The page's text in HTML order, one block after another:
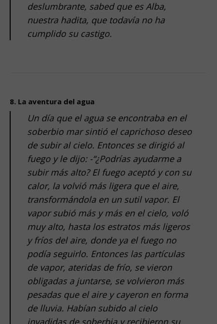
deslumbrante, sabed que es Alba,
nuestra hadita, que todavía no ha
cumplido su castigo.
8. La aventura del agua
Un día que el agua se encontraba en el
soberbio mar sintió el caprichoso deseo
de subir al cielo. Entonces se dirigió al
fuego y le dijo: -“¿Podrías ayudarme a
subir más alto? El fuego aceptó y con su
calor, la volvió más ligera que el aire,
transformándola en un sutil vapor. El
vapor subió más y más en el cielo, voló
muy alto, hasta los estratos más ligeros
y fríos del aire, donde ya el fuego no
podía seguirlo. Entonces las partículas
de vapor, ateridas de frío, se vieron
obligadas a juntarse, se volvieron más
pesadas que el aire y cayeron en forma
de lluvia. Habían subido al cielo
invadidas de soberbia y recibieron su